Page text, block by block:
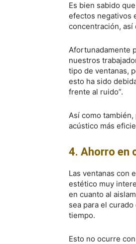
Es bien sabido
efectos negativos
concentración, así
Afortunadamente
nuestros
tipo de ventanas,
esto ha sido
frente al ruido”.
Así como
acústico más
4. Ahorro en
Las ventanas con
estético muy
en cuanto al
sea para el
tiempo.
Esto no ocurre